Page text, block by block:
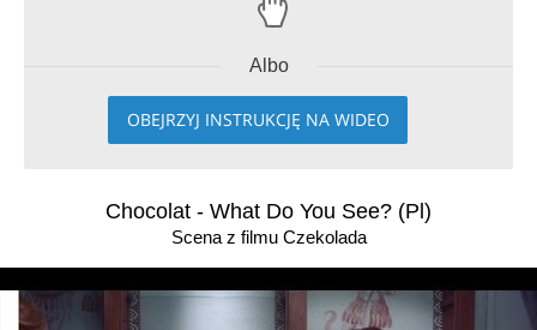
Albo
OBEJRZYJ INSTRUKCJĘ NA WIDEO
Chocolat - What Do You See? (Pl)
Scena z filmu Czekolada